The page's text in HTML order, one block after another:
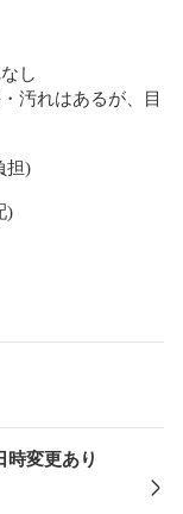
日 家族 まったり
き 旅行 オフィス
クラブ オタ活 テ
ンショッピング ス
パーティー コーデ
サーフ系 ギャル
派 量産型 ウエデ
り 花火大会 ネ
ル系 モデル系 ガ
品 まとめ お得
ヤンキー系 おじ
系 キャバ 清楚系
下の様なクーポ
し
汚れはあるが、目
担)
)
変更あり